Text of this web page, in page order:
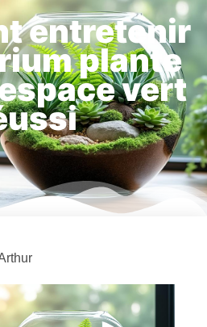
entretenir
plante
vert